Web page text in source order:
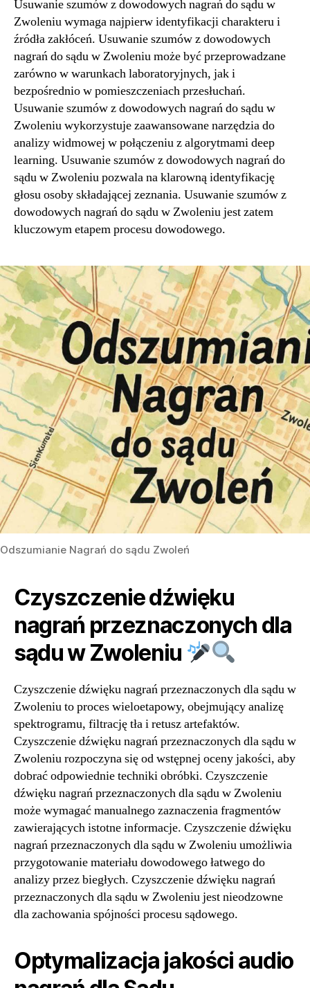
Usuwanie szumów z dowodowych nagrań do sądu w
Zwoleniu wymaga najpierw identyfikacji charakteru i
źródła zakłóceń. Usuwanie szumów z dowodowych
nagrań do sądu w Zwoleniu może być przeprowadzane
zarówno w warunkach laboratoryjnych, jak i
bezpośrednio w pomieszczeniach przesłuchań.
Usuwanie szumów z dowodowych nagrań do sądu w
Zwoleniu wykorzystuje zaawansowane narzędzia do
analizy widmowej w połączeniu z algorytmami deep
learning. Usuwanie szumów z dowodowych nagrań do
sądu w Zwoleniu pozwala na klarowną identyfikację
głosu osoby składającej zeznania. Usuwanie szumów z
dowodowych nagrań do sądu w Zwoleniu jest zatem
kluczowym etapem procesu dowodowego.
Odszumianie Nagrań do sądu Zwoleń
Czyszczenie dźwięku
nagrań przeznaczonych dla
sądu w Zwoleniu
Czyszczenie dźwięku nagrań przeznaczonych dla sądu w
Zwoleniu to proces wieloetapowy, obejmujący analizę
spektrogramu, filtrację tła i retusz artefaktów.
Czyszczenie dźwięku nagrań przeznaczonych dla sądu w
Zwoleniu rozpoczyna się od wstępnej oceny jakości, aby
dobrać odpowiednie techniki obróbki. Czyszczenie
dźwięku nagrań przeznaczonych dla sądu w Zwoleniu
może wymagać manualnego zaznaczenia fragmentów
zawierających istotne informacje. Czyszczenie dźwięku
nagrań przeznaczonych dla sądu w Zwoleniu umożliwia
przygotowanie materiału dowodowego łatwego do
analizy przez biegłych. Czyszczenie dźwięku nagrań
przeznaczonych dla sądu w Zwoleniu jest nieodzowne
dla zachowania spójności procesu sądowego.
Optymalizacja jakości audio